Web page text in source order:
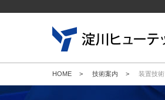
HOME > 技術案内 > 装置技術